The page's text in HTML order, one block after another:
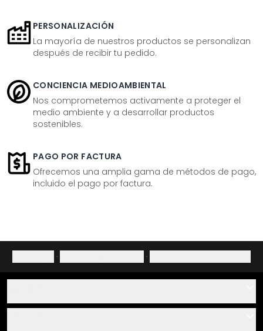
PERSONALIZACIÓN
La mayoría de nuestros productos se personalizan
después de recibir tu pedido.
CONCIENCIA MEDIOAMBIENTAL
Nos comprometemos activamente a proteger el
medio ambiente y a desarrollar productos
sostenibles.
PAGO POR FACTURA
Ofrecemos una amplia gama de métodos de pago,
incluido el pago por factura.
· ·